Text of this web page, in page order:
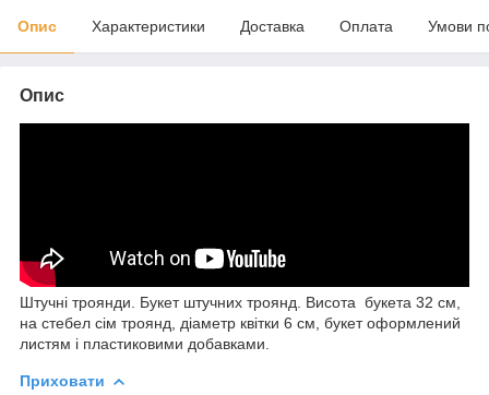
Опис Характеристики Доставка Оплата Умови
Опис
Штучні троянди. Букет штучних троянд. Висота букета 32 см,
на стебел сім троянд, діаметр квітки 6 см, букет оформлений
листям і пластиковими добавками.
Приховати